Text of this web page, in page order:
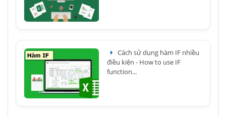
Cách sử dụng hàm IF nhiều
điều kiện - How to use IF
function...